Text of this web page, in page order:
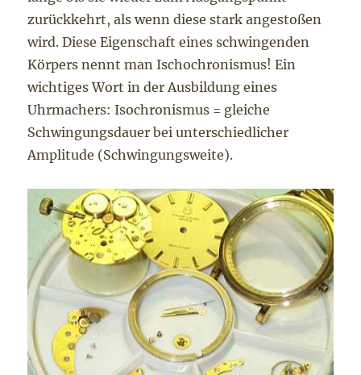
zurückkehrt, als wenn diese stark angestoßen
wird. Diese Eigenschaft eines schwingenden
Körpers nennt man Ischochronismus! Ein
wichtiges Wort in der Ausbildung eines
Uhrmachers: Isochronismus = gleiche
Schwingungsdauer bei unterschiedlicher
Amplitude (Schwingungsweite).